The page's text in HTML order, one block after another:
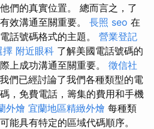
們的真實位置。 總而言之，了
效溝通至關重要。 長照 seo 在
話號碼格式的主題。 營業登記
擇 附近眼科 了解美國電話號碼的
上成功溝通至關重要。 徵信社
我們已經討論了我們各種類型的電
，免費電話，籌集的費用和手機
外燴 宜蘭地區精緻外燴 每種類
能具有特定的區域代碼順序。